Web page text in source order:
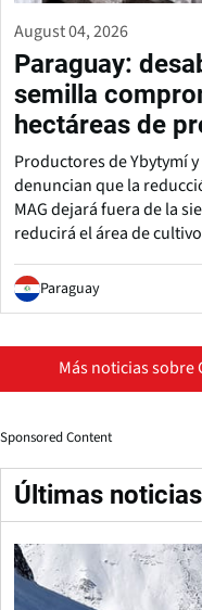
August 04, 2026
Paraguay:
semilla
hectáreas de
Productores de Ybytymí
denuncian que la
MAG dejará fuera de la
reducirá el área de
Paraguay
Más noticias sobre
Sponsored Content
Últimas noticias